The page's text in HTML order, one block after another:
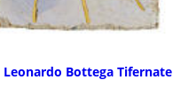
Bottega Tifernate